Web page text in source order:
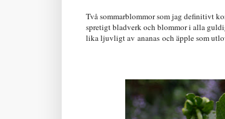
Två sommarblommor som jag definitivt
spretigt bladverk och blommor i alla
lika ljuvligt av ananas och äpple som